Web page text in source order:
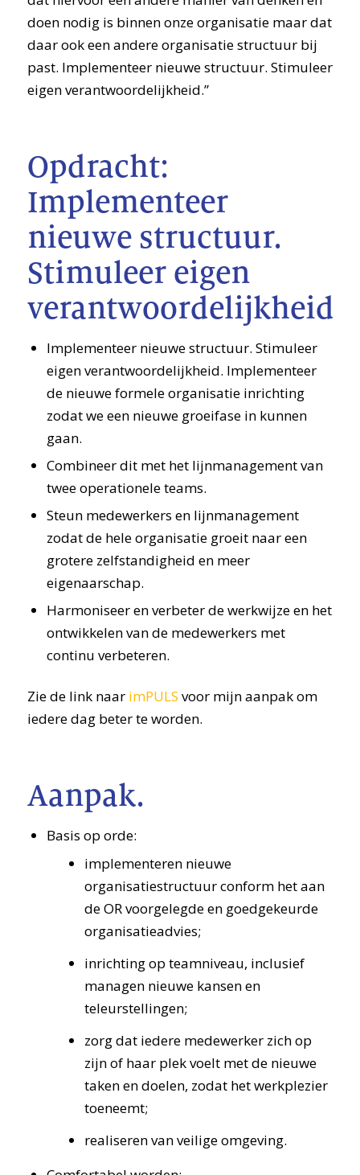
doen nodig is binnen onze organisatie maar dat
daar ook een andere organisatie structuur bij
past. Implementeer nieuwe structuur. Stimuleer
eigen verantwoordelijkheid.”
Opdracht:
Implementeer
nieuwe structuur.
Stimuleer eigen
verantwoordelijkheid.
Implementeer nieuwe structuur. Stimuleer
eigen verantwoordelijkheid. Implementeer
de nieuwe formele organisatie inrichting
zodat we een nieuwe groeifase in kunnen
gaan.
Combineer dit met het lijnmanagement van
twee operationele teams.
Steun medewerkers en lijnmanagement
zodat de hele organisatie groeit naar een
grotere zelfstandigheid en meer
eigenaarschap.
Harmoniseer en verbeter de werkwijze en het
ontwikkelen van de medewerkers met
continu verbeteren.
Zie de link naarimPULS voor mijn aanpak om
iedere dag beter te worden.
Aanpak.
Basis op orde:
implementeren nieuwe
organisatiestructuur conform het aan
de OR voorgelegde en goedgekeurde
organisatieadvies;
inrichting op teamniveau, inclusief
managen nieuwe kansen en
teleurstellingen;
zorg dat iedere medewerker zich op
zijn of haar plek voelt met de nieuwe
taken en doelen, zodat het werkplezier
toeneemt;
realiseren van veilige omgeving.